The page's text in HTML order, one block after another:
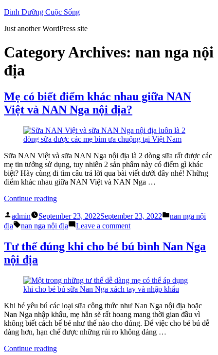
Skip
content
Dinh Dưỡng Cuộc Sống
Just another WordPress site
Category Archives: nan nga nội
địa
Mẹ có biết điểm khác nhau giữa NAN
Việt và NAN Nga nội địa?
Sữa NAN Việt và sữa NAN Nga nội địa là 2 dòng sữa rất được các
mẹ tin tưởng sử dụng, tuy nhiên 2 sản phẩm này có điểm gì khác
biệt? Hãy cùng đi tìm câu trả lời qua bài viết dưới đây nhé! Những
điểm khác nhau giữa NAN Việt và NAN Nga …
Continue reading“Mẹ
biết
điểm
nhau
giữa
và
NAN
Nga nội
địa?”
Posted
by
admin September 23, 2022September 23, 2022
Posted
nan nga nội
địa
Tags:
nan nga nội địa Leave a commenton
có
biết
giữa
NAN
Việt
và
NAN
Nga nội
địa?
Tư thế đúng khi cho bé bú bình Nan Nga
nội địa
Khi bé yêu bú các loại sữa công thức như Nan Nga nội địa hoặc
Nan Nga nhập khẩu, mẹ hẳn sẽ rất hoang mang thời gian đầu vì
không biết cách bế bé như thế nào cho đúng. Để việc cho bé bú dễ
dàng hơn, hạn chế được những rủi ro không đáng …
Continue reading“Tư